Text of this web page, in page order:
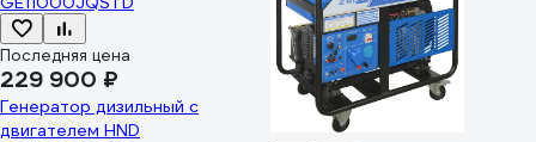
Последняя цена
229 900 ₽
Генератор дизильный с
двигателем HND